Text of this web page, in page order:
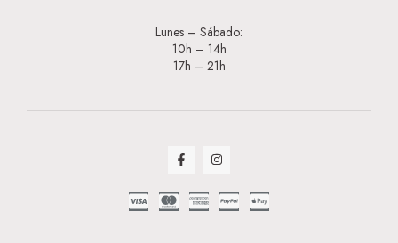
Lunes – Sábado:
10h – 14h
17h – 21h